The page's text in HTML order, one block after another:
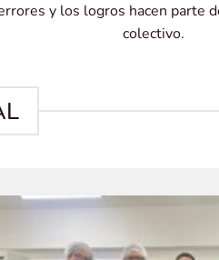
y los logros hacen parte
colectivo.